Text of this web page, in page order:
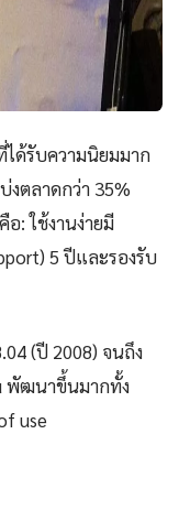
ได้รับความนิยมมาก
งตลาดกว่า 35%
: ใช้งานง่ายมี
5 ปีและรองรับ
(ปี 2008) จนถึง
พัฒนาขึ้นมากทั้ง
use